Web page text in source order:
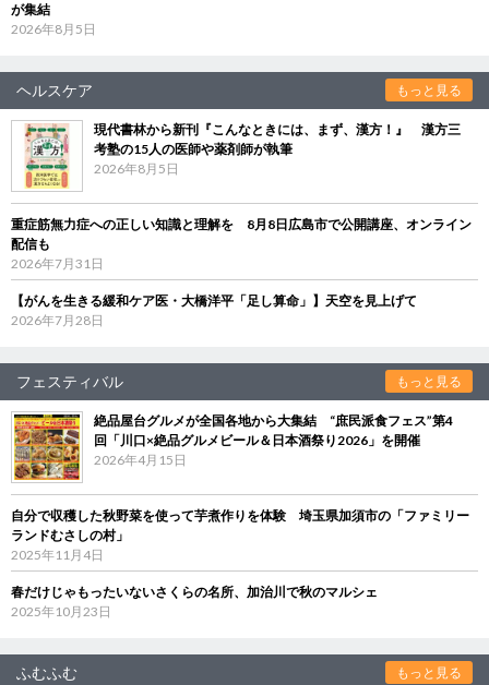
が集結
2026年8月5日
ヘルスケア もっと見る
現代書林から新刊『こんなときには、まず、漢方！』 漢方三
考塾の15人の医師や薬剤師が執筆
2026年8月5日
重症筋無力症への正しい知識と理解を 8月8日広島市で公開講座、オンライン
配信も
2026年7月31日
【がんを生きる緩和ケア医・大橋洋平「足し算命」】天空を見上げて
2026年7月28日
フェスティバル もっと見る
絶品屋台グルメが全国各地から大集結 “庶民派食フェス”第4
回「川口×絶品グルメビール＆日本酒祭り2026」を開催
2026年4月15日
自分で収穫した秋野菜を使って芋煮作りを体験 埼玉県加須市の「ファミリー
ランドむさしの村」
2025年11月4日
春だけじゃもったいないさくらの名所、加治川で秋のマルシェ
2025年10月23日
ふむふむ もっと見る